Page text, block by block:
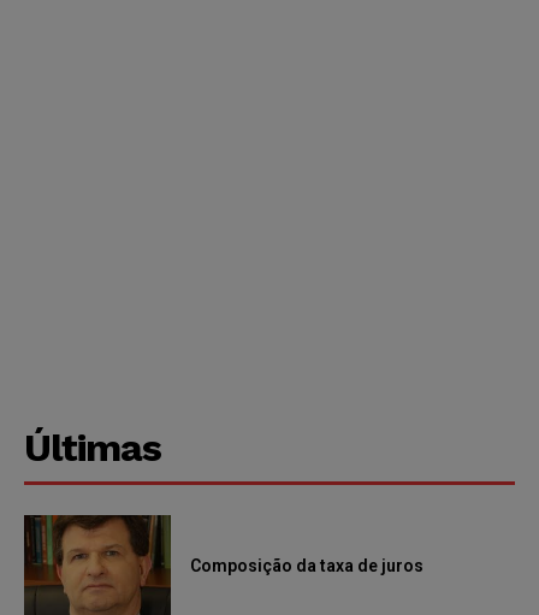
Últimas
Composição da taxa de juros